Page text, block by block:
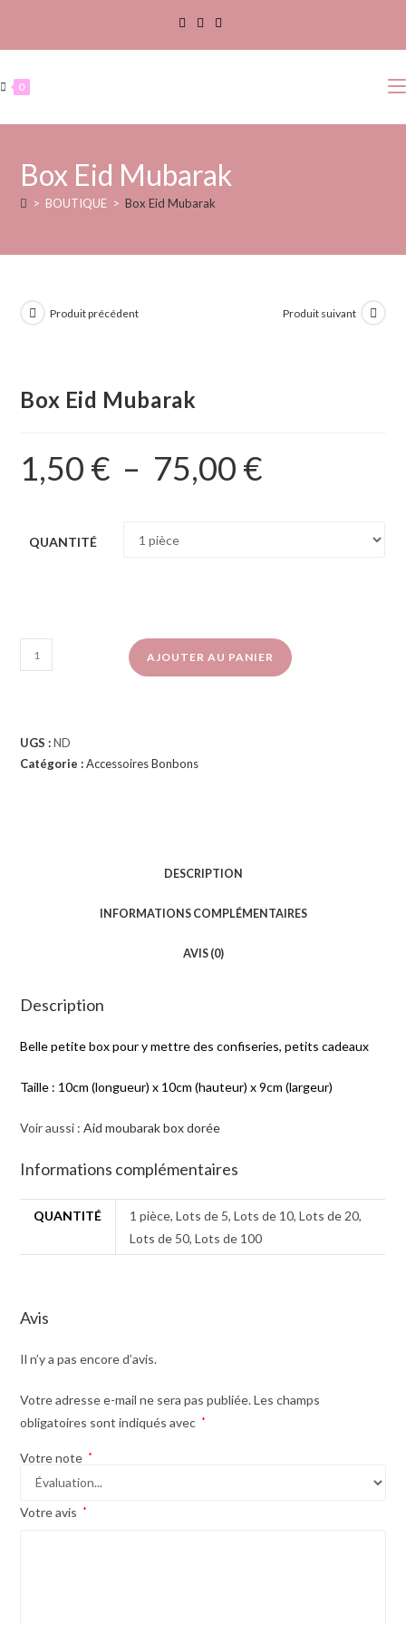
0
Box Eid Mubarak
> BOUTIQUE > Box Eid Mubarak
Produit précédent Produit suivant
Box Eid Mubarak
1,50 € – 75,00 €
QUANTITÉ
AJOUTER AU PANIER
UGS :ND
Catégorie :Accessoires Bonbons
DESCRIPTION
INFORMATIONS COMPLÉMENTAIRES
AVIS (0)
Description
Belle petite box pour y mettre des confiseries, petits cadeaux
Taille : 10cm (longueur) x 10cm (hauteur) x 9cm (largeur)
Voir aussi :Aid moubarak box dorée
Informations complémentaires
QUANTITÉ
1 pièce, Lots de 5, Lots de 10, Lots de 20,
Lots de 50, Lots de 100
Avis
Il n’y a pas encore d’avis.
Votre adresse e-mail ne sera pas publiée. Les champs
obligatoires sont indiqués avec *
Votre note *
Votre avis *